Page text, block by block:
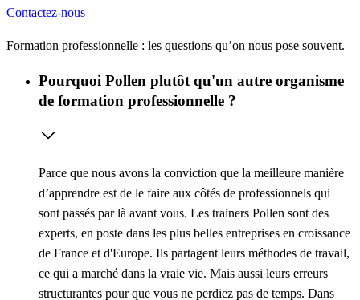
Contactez-nous
Formation professionnelle : les questions qu’on nous pose souvent.
Pourquoi Pollen plutôt qu'un autre organisme
de formation professionnelle ?
Parce que nous avons la conviction que la meilleure manière
d’apprendre est de le faire aux côtés de professionnels qui
sont passés par là avant vous. Les trainers Pollen sont des
experts, en poste dans les plus belles entreprises en croissance
de France et d'Europe. Ils partagent leurs méthodes de travail,
ce qui a marché dans la vraie vie. Mais aussi leurs erreurs
structurantes pour que vous ne perdiez pas de temps. Dans